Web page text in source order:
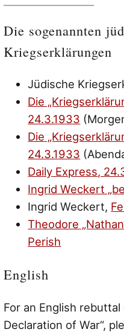
Die sogenannten
Kriegserklärungen
Jüdische
Die
24.3.1933
Die
24.3.1933
Daily Express,
Ingrid Weckert
Ingrid Weckert,
Theodore
Perish
English
For an English
Declaration of War“,